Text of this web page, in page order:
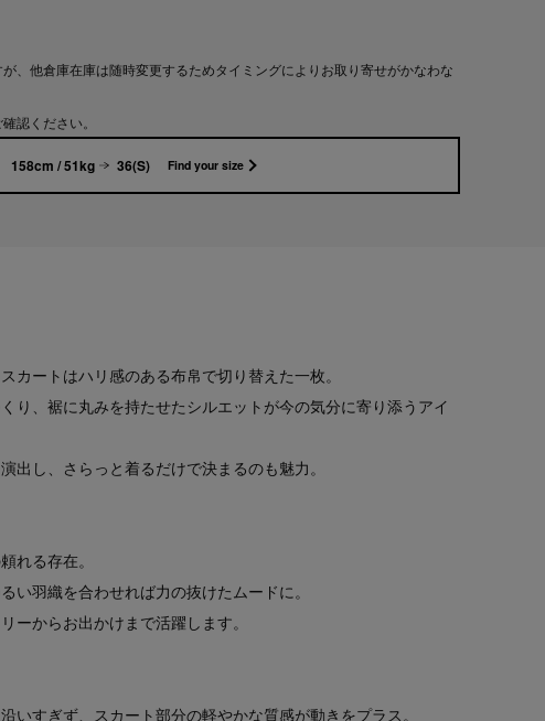
、他倉庫在庫は随時変更するためタイミングによりお取り寄せがかなわな
認ください。
158cm / 51kg 36(S) Find your size
カートはハリ感のある布帛で切り替えた一枚。
り、裾に丸みを持たせたシルエットが今の気分に寄り添うアイ
出し、さらっと着るだけで決まるのも魅力。
れる存在。
い羽織を合わせれば力の抜けたムードに。
ーからお出かけまで活躍します。
いすぎず、スカート部分の軽やかな質感が動きをプラス。